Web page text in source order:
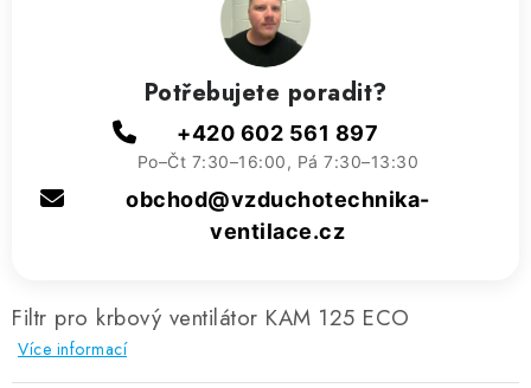
Filtr pro krbový ventilátor KAM 125 ECO
Více informací
Potřebujete poradit?
+420 602 561 897
Po–Čt 7:30–16:00, Pá 7:30–13:30
obchod@vzduchotechnika-
ventilace.cz